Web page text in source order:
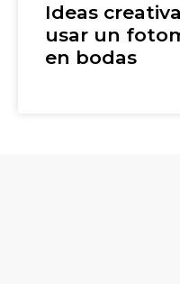
Ideas
usar un
en bodas